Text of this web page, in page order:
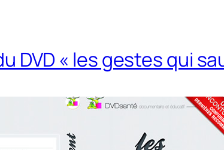
DVD « les gestes qui